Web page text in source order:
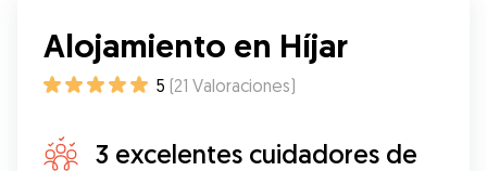
Alojamiento en Híjar
5 (21 Valoraciones)
3 excelentes cuidadores de